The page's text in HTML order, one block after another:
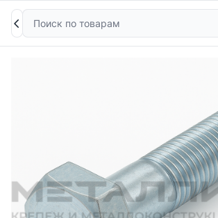
Поиск